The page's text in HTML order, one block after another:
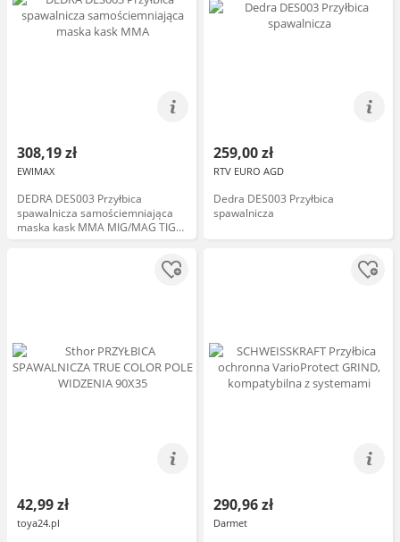
308,19 zł
EWIMAX
DEDRA DES003 Przyłbica
spawalnicza samościemniająca
maska kask MMA MIG/MAG TIG
98x43 2 sensory
259,00 zł
RTV EURO AGD
Dedra DES003 Przyłbica
spawalnicza
42,99 zł
toya24.pl
290,96 zł
Darmet